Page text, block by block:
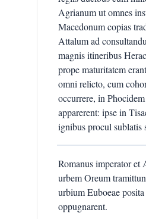
Agrianum ut omnes
Macedonum copias
Attalum ad
magnis itineribus
prope maturitatem
omni relicto, cum
occurrere, in
apparerent: ipse in
ignibus procul sublatis
Romanus imperator et
urbem Oreum
urbium Euboeae
oppugnarent.